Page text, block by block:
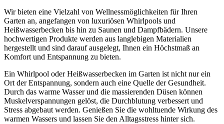
Wir bieten eine Vielzahl von Wellnessmöglichkeiten für Ihren
Garten an, angefangen von luxuriösen Whirlpools und
Heißwasserbecken bis hin zu Saunen und Dampfbädern. Unsere
hochwertigen Produkte werden aus langlebigen Materialien
hergestellt und sind darauf ausgelegt, Ihnen ein Höchstmaß an
Komfort und Entspannung zu bieten.
Ein Whirlpool oder Heißwasserbecken im Garten ist nicht nur ein
Ort der Entspannung, sondern auch eine Quelle der Gesundheit.
Durch das warme Wasser und die massierenden Düsen können
Muskelverspannungen gelöst, die Durchblutung verbessert und
Stress abgebaut werden. Genießen Sie die wohltuende Wirkung des
warmen Wassers und lassen Sie den Alltagsstress hinter sich.